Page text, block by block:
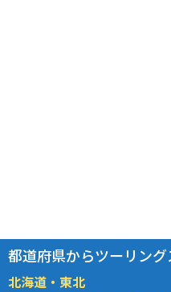
都道府県からツーリン
北海道・東北